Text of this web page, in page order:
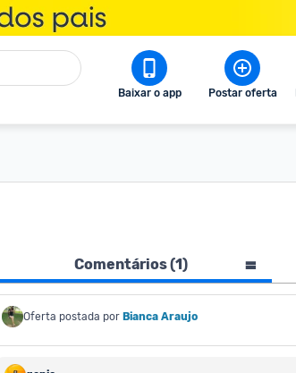
Baixar o app Postar oferta
Comentários (1)
Oferta postada por Bianca Araujo